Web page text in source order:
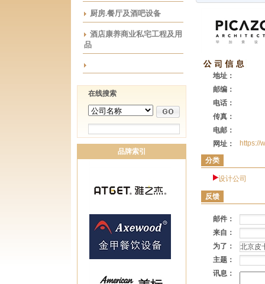
厨房.餐厅及酒吧设备
酒店康养商业私宅工程及用
品
在线搜索
品牌索引
地址：
邮编：
电话：
传真：
电邮：
网址：
https://
分类
设计公司
反馈
邮件：
来自：
为了：
主题：
讯息：